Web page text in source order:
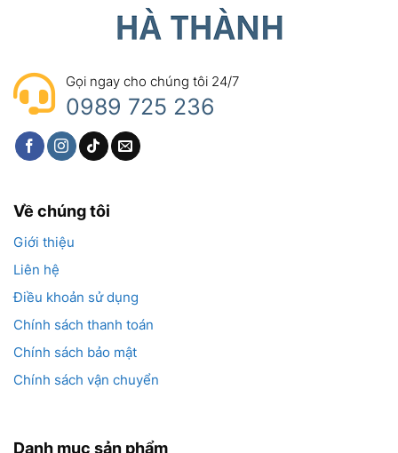
Gọi ngay cho chúng tôi 24/7
0989 725 236
Về chúng tôi
Giới thiệu
Liên hệ
Điều khoản sử dụng
Chính sách thanh toán
Chính sách bảo mật
Chính sách vận chuyển
Danh mục sản phẩm